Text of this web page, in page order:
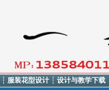
┆ 服装花型设计 ┆ 设计与教学下载